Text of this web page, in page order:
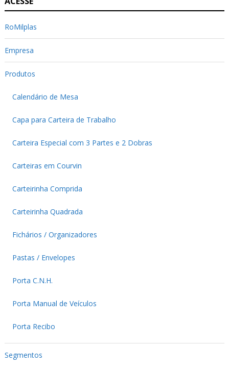
RoMilplas
Empresa
Produtos
Calendário de Mesa
Capa para Carteira de Trabalho
Carteira Especial com 3 Partes e 2 Dobras
Carteiras em Courvin
Carteirinha Comprida
Carteirinha Quadrada
Fichários / Organizadores
Pastas / Envelopes
Porta C.N.H.
Porta Manual de Veículos
Porta Recibo
Segmentos